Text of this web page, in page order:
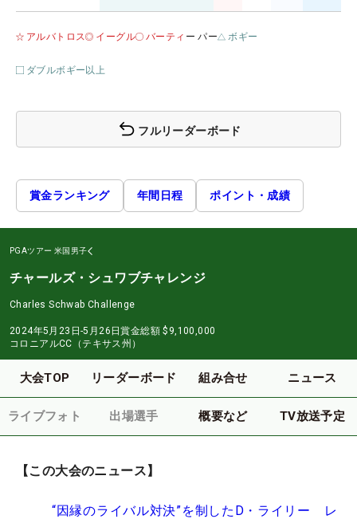
アルバトロス イーグル バーティ ー パー ボギー
ダブルボギー以上
フルリーダーボード
賞金ランキング 年間日程 ポイント・成績
PGAツアー 米国男子
チャールズ・シュワブチャレンジ
Charles Schwab Challenge
2024年5月23日-5月26日賞金総額 $9,100,000
コロニアルCC（テキサス州）
大会TOP リーダーボード 組み合せ ニュース
ライブフォト 出場選手 概要など TV放送予定
【この大会のニュース】
“因縁のライバル対決”を制したD・ライリー レ